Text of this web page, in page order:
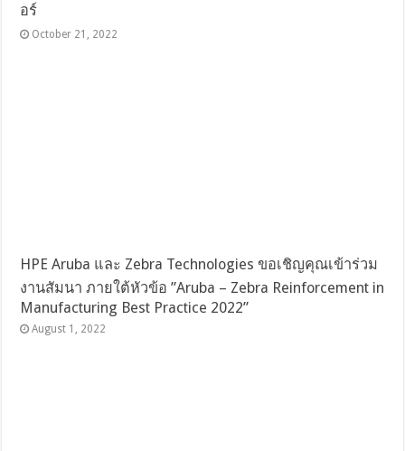
อร์
October 21, 2022
HPE Aruba และ Zebra Technologies ขอเชิญคุณเข้าร่วม
งานสัมนา ภายใต้หัวข้อ ”Aruba – Zebra Reinforcement in
Manufacturing Best Practice 2022”
August 1, 2022